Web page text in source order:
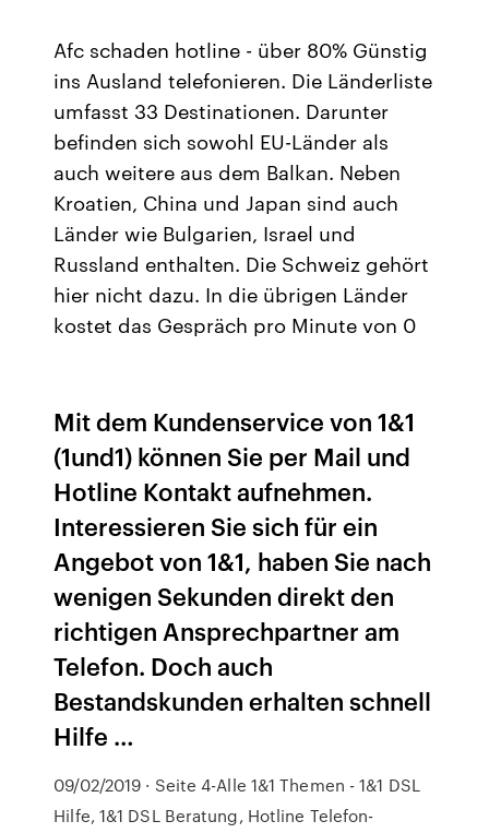
Afc schaden hotline - über 80% Günstig
ins Ausland telefonieren. Die Länderliste
umfasst 33 Destinationen. Darunter
befinden sich sowohl EU-Länder als
auch weitere aus dem Balkan. Neben
Kroatien, China und Japan sind auch
Länder wie Bulgarien, Israel und
Russland enthalten. Die Schweiz gehört
hier nicht dazu. In die übrigen Länder
kostet das Gespräch pro Minute von 0
Mit dem Kundenservice von 1&1
(1und1) können Sie per Mail und
Hotline Kontakt aufnehmen.
Interessieren Sie sich für ein
Angebot von 1&1, haben Sie nach
wenigen Sekunden direkt den
richtigen Ansprechpartner am
Telefon. Doch auch
Bestandskunden erhalten schnell
Hilfe …
09/02/2019 · Seite 4-Alle 1&1 Themen - 1&1 DSL
Hilfe, 1&1 DSL Beratung, Hotline Telefon-